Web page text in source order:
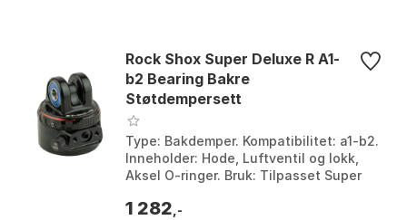
Rock Shox Super Deluxe R A1-
b2 Bearing Bakre
Støtdempersett
Type: Bakdemper. Kompatibilitet: a1-b2.
Inneholder: Hode, Luftventil og lokk,
Aksel O-ringer. Bruk: Tilpasset Super
Size....
1 282 ,-